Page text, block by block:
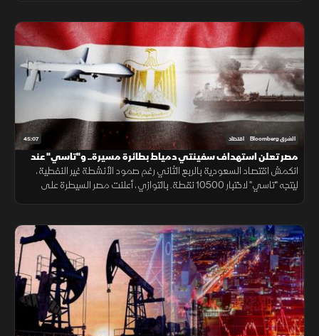
45:07 الشرق Bloomberg اقتصاد
مصر تعلن استهداف سفينتي دمياط بطائرة مسيرة.. و"تاسي" عند
10500 نقطة
انكمش اقتصاد السعودية بالربع الثاني رغم صمود الأنشطة غير النفطية،
ليتجه "تاسي" لاختبار 10500 نقطة. بالتوازي، أعلنت مصر السيطرة على